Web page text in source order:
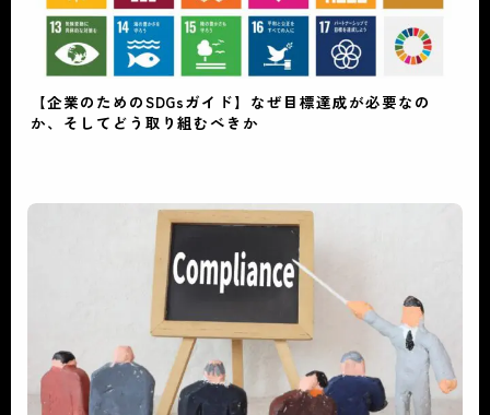
【企業のためのSDGsガイド】なぜ目標達成が必要なの
か、そしてどう取り組むべきか